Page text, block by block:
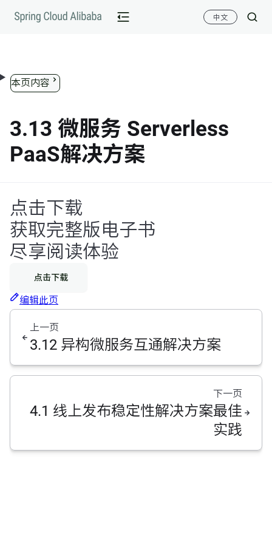
跳转到内容 中文
本页内容
3.13 微服务 Serverless
PaaS解决方案
点击下载
获取完整版电子书
尽享阅读体验
点击下载
编辑此页
上一页
3.12 异构微服务互通解决方案
下一页
4.1 线上发布稳定性解决方案最佳
实践